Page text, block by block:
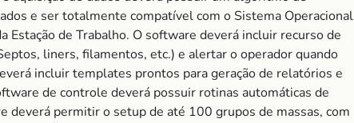
e ser totalmente compatível com o Sistema Operacional
de Trabalho. O software deverá incluir recurso de
liners, filamentos, etc.) e alertar o operador quando
incluir templates prontos para geração de relatórios e
de controle deverá possuir rotinas automáticas de
deverá permitir o setup de até 100 grupos de massas, com